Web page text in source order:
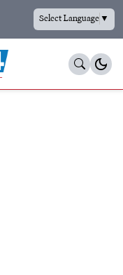
Select Language▼